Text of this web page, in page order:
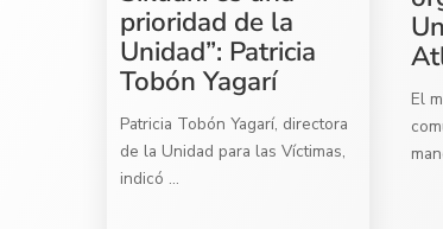
prioridad de la
Unidad”: Patricia
Tobón Yagarí
Patricia Tobón Yagarí, directora
de la Unidad para las Víctimas,
indicó ...
El